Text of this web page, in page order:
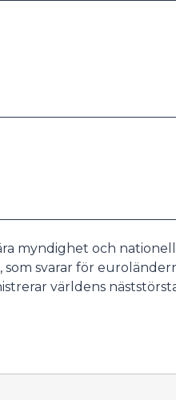
myndighet och
svarar för
världens